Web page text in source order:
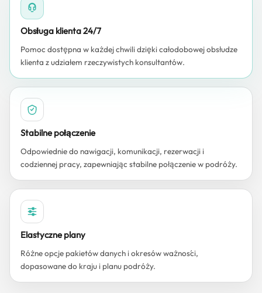
Obsługa klienta 24/7
Pomoc dostępna w każdej chwili dzięki całodobowej obsłudze
klienta z udziałem rzeczywistych konsultantów.
Stabilne połączenie
Odpowiednie do nawigacji, komunikacji, rezerwacji i
codziennej pracy, zapewniając stabilne połączenie w podróży.
Elastyczne plany
Różne opcje pakietów danych i okresów ważności,
dopasowane do kraju i planu podróży.